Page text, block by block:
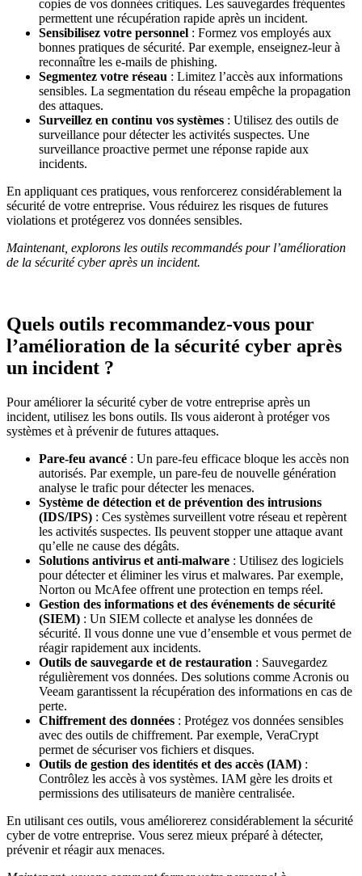
copies de vos données critiques. Les sauvegardes fréquentes
permettent une récupération rapide après un incident.
Sensibilisez votre personnel : Formez vos employés aux
bonnes pratiques de sécurité. Par exemple, enseignez-leur à
reconnaître les e-mails de phishing.
Segmentez votre réseau : Limitez l’accès aux informations
sensibles. La segmentation du réseau empêche la propagation
des attaques.
Surveillez en continu vos systèmes : Utilisez des outils de
surveillance pour détecter les activités suspectes. Une
surveillance proactive permet une réponse rapide aux
incidents.
En appliquant ces pratiques, vous renforcerez considérablement la
sécurité de votre entreprise. Vous réduirez les risques de futures
violations et protégerez vos données sensibles.
Maintenant, explorons les outils recommandés pour l’amélioration
de la sécurité cyber après un incident.
Quels outils recommandez-vous pour
l’amélioration de la sécurité cyber après
un incident ?
Pour améliorer la sécurité cyber de votre entreprise après un
incident, utilisez les bons outils. Ils vous aideront à protéger vos
systèmes et à prévenir de futures attaques.
Pare-feu avancé : Un pare-feu efficace bloque les accès non
autorisés. Par exemple, un pare-feu de nouvelle génération
analyse le trafic pour détecter les menaces.
Système de détection et de prévention des intrusions
(IDS/IPS) : Ces systèmes surveillent votre réseau et repèrent
les activités suspectes. Ils peuvent stopper une attaque avant
qu’elle ne cause des dégâts.
Solutions antivirus et anti-malware : Utilisez des logiciels
pour détecter et éliminer les virus et malwares. Par exemple,
Norton ou McAfee offrent une protection en temps réel.
Gestion des informations et des événements de sécurité
(SIEM) : Un SIEM collecte et analyse les données de
sécurité. Il vous donne une vue d’ensemble et vous permet de
réagir rapidement aux incidents.
Outils de sauvegarde et de restauration : Sauvegardez
régulièrement vos données. Des solutions comme Acronis ou
Veeam garantissent la récupération des informations en cas de
perte.
Chiffrement des données : Protégez vos données sensibles
avec des outils de chiffrement. Par exemple, VeraCrypt
permet de sécuriser vos fichiers et disques.
Outils de gestion des identités et des accès (IAM) :
Contrôlez les accès à vos systèmes. IAM gère les droits et
permissions des utilisateurs de manière centralisée.
En utilisant ces outils, vous améliorerez considérablement la sécurité
cyber de votre entreprise. Vous serez mieux préparé à détecter,
prévenir et réagir aux menaces.